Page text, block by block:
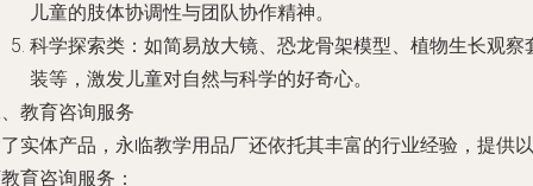
儿童的肢体协调性与团队协作精神。
科学探索类 ：如简易放大镜、恐龙骨架模型、植物生长观察
装等，激发儿童对自然与科学的好奇心。
教育咨询服务
实体产品，永临教学用品厂还依托其丰富的行业经验，提供以
育咨询服务：